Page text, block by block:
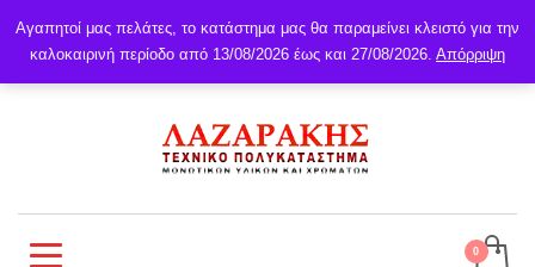
Αγαπητοί μας πελάτες, το κατάστημα μας θα παραμείνει κλειστό για την
καλοκαιρινή περίοδο από 13/08/2026 έως και 27/08/2026. Απόρριψη